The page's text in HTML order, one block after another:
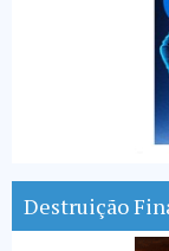
Destruição